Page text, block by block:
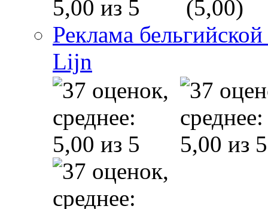
(5,00)
Реклама
Lijn